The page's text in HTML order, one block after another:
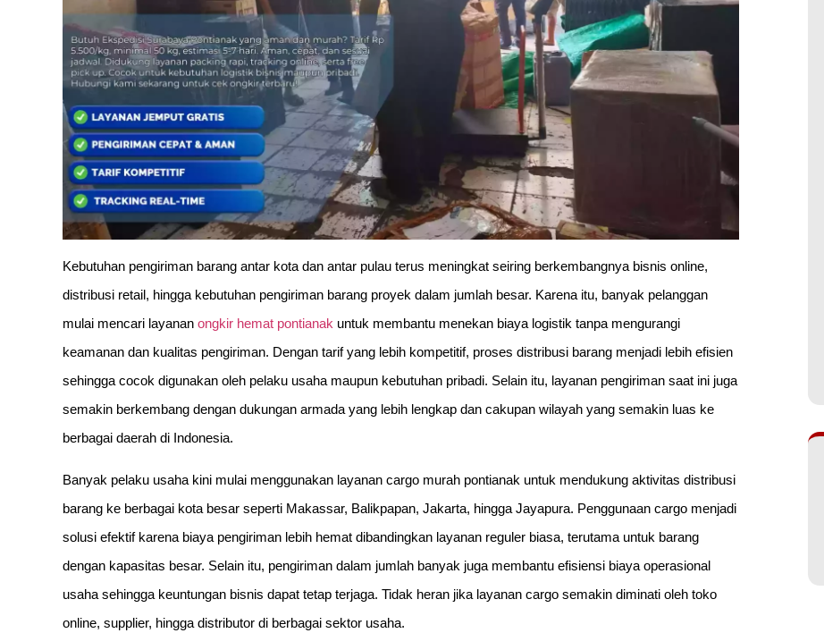
Kebutuhan pengiriman barang antar kota dan antar pulau terus meningkat seiring berkembangnya bisnis online,
distribusi retail, hingga kebutuhan pengiriman barang proyek dalam jumlah besar. Karena itu, banyak pelanggan
mulai mencari layanan ongkir hemat pontianak untuk membantu menekan biaya logistik tanpa mengurangi
keamanan dan kualitas pengiriman. Dengan tarif yang lebih kompetitif, proses distribusi barang menjadi lebih efisien
sehingga cocok digunakan oleh pelaku usaha maupun kebutuhan pribadi. Selain itu, layanan pengiriman saat ini juga
semakin berkembang dengan dukungan armada yang lebih lengkap dan cakupan wilayah yang semakin luas ke
berbagai daerah di Indonesia.
Banyak pelaku usaha kini mulai menggunakan layanan cargo murah pontianak untuk mendukung aktivitas distribusi
barang ke berbagai kota besar seperti Makassar, Balikpapan, Jakarta, hingga Jayapura. Penggunaan cargo menjadi
solusi efektif karena biaya pengiriman lebih hemat dibandingkan layanan reguler biasa, terutama untuk barang
dengan kapasitas besar. Selain itu, pengiriman dalam jumlah banyak juga membantu efisiensi biaya operasional
usaha sehingga keuntungan bisnis dapat tetap terjaga. Tidak heran jika layanan cargo semakin diminati oleh toko
online, supplier, hingga distributor di berbagai sektor usaha.